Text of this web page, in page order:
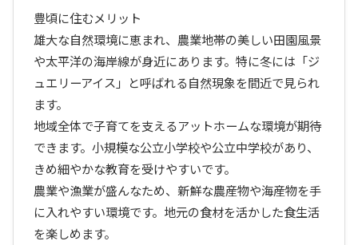
豊頃に住むメリット
雄大な自然環境に恵まれ、農業地帯の美しい田園風景
や太平洋の海岸線が身近にあります。特に冬には「ジ
ュエリーアイス」と呼ばれる自然現象を間近で見られ
ます。
地域全体で子育てを支えるアットホームな環境が期待
できます。小規模な公立小学校や公立中学校があり、
きめ細やかな教育を受けやすいです。
農業や漁業が盛んなため、新鮮な農産物や海産物を手
に入れやすい環境です。地元の食材を活かした食生活
を楽しめます。